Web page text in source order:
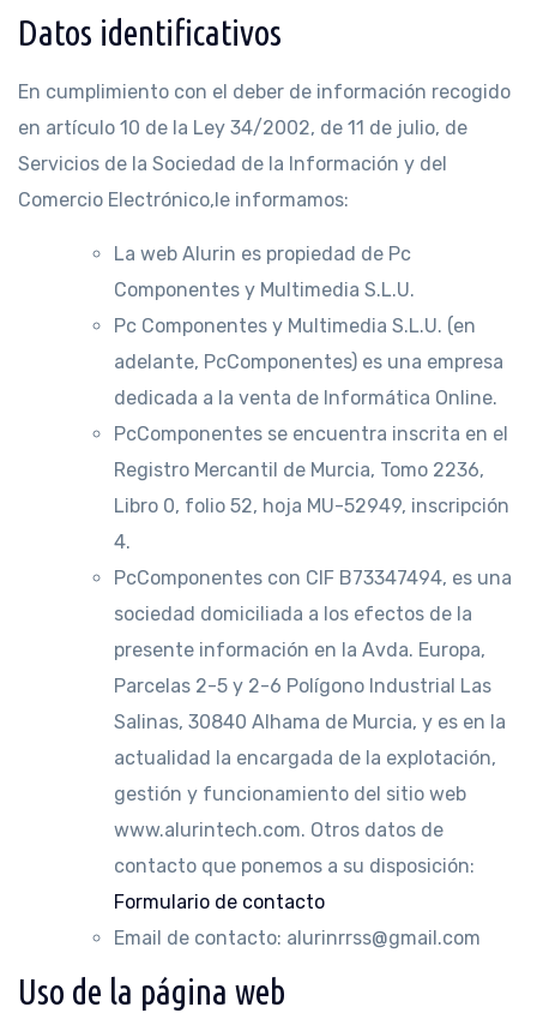
Datos identificativos
En cumplimiento con el deber de información recogido
en artículo 10 de la Ley 34/2002, de 11 de julio, de
Servicios de la Sociedad de la Información y del
Comercio Electrónico,le informamos:
La web Alurin es propiedad de Pc
Componentes y Multimedia S.L.U.
Pc Componentes y Multimedia S.L.U. (en
adelante, PcComponentes) es una empresa
dedicada a la venta de Informática Online.
PcComponentes se encuentra inscrita en el
Registro Mercantil de Murcia, Tomo 2236,
Libro 0, folio 52, hoja MU-52949, inscripción
4.
PcComponentes con CIF B73347494, es una
sociedad domiciliada a los efectos de la
presente información en la Avda. Europa,
Parcelas 2-5 y 2-6 Polígono Industrial Las
Salinas, 30840 Alhama de Murcia, y es en la
actualidad la encargada de la explotación,
gestión y funcionamiento del sitio web
www.alurintech.com. Otros datos de
contacto que ponemos a su disposición:
Formulario de contacto
Email de contacto: alurinrrss@gmail.com
Uso de la página web